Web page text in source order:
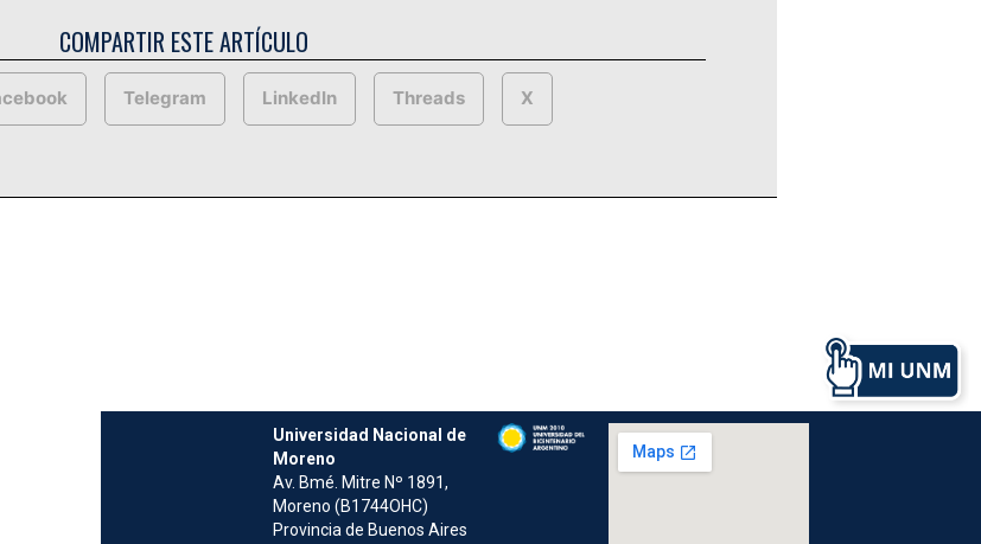
COMPARTIR ESTE ARTÍCULO
Telegram LinkedIn Threads X
Universidad Nacional de
Moreno
Av. Bmé. Mitre Nº 1891,
Moreno (B1744OHC)
Provincia de Buenos Aires